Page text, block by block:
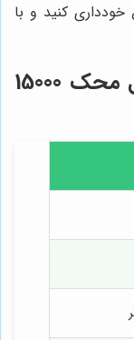
کنید و با
جدول مشخصات فنی باسکول محک 15000